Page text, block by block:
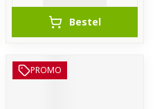
Bestel
PROMO